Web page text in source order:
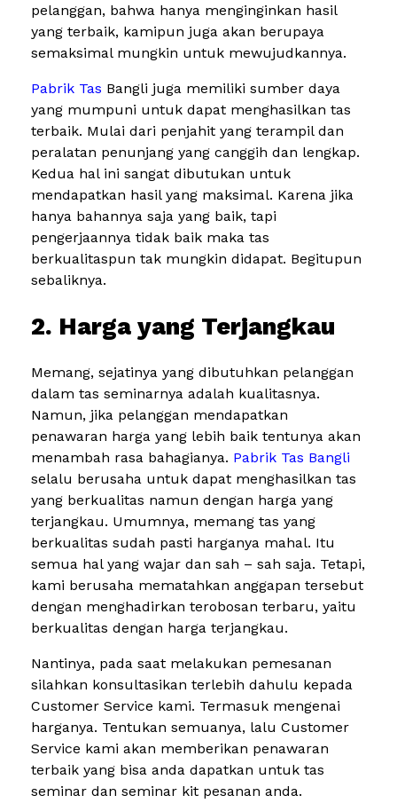
pelanggan, bahwa hanya menginginkan hasil
yang terbaik, kamipun juga akan berupaya
semaksimal mungkin untuk mewujudkannya.
Pabrik Tas Bangli juga memiliki sumber daya
yang mumpuni untuk dapat menghasilkan tas
terbaik. Mulai dari penjahit yang terampil dan
peralatan penunjang yang canggih dan lengkap.
Kedua hal ini sangat dibutukan untuk
mendapatkan hasil yang maksimal. Karena jika
hanya bahannya saja yang baik, tapi
pengerjaannya tidak baik maka tas
berkualitaspun tak mungkin didapat. Begitupun
sebaliknya.
2. Harga yang Terjangkau
Memang, sejatinya yang dibutuhkan pelanggan
dalam tas seminarnya adalah kualitasnya.
Namun, jika pelanggan mendapatkan
penawaran harga yang lebih baik tentunya akan
menambah rasa bahagianya. Pabrik Tas Bangli
selalu berusaha untuk dapat menghasilkan tas
yang berkualitas namun dengan harga yang
terjangkau. Umumnya, memang tas yang
berkualitas sudah pasti harganya mahal. Itu
semua hal yang wajar dan sah – sah saja. Tetapi,
kami berusaha mematahkan anggapan tersebut
dengan menghadirkan terobosan terbaru, yaitu
berkualitas dengan harga terjangkau.
Nantinya, pada saat melakukan pemesanan
silahkan konsultasikan terlebih dahulu kepada
Customer Service kami. Termasuk mengenai
harganya. Tentukan semuanya, lalu Customer
Service kami akan memberikan penawaran
terbaik yang bisa anda dapatkan untuk tas
seminar dan seminar kit pesanan anda.